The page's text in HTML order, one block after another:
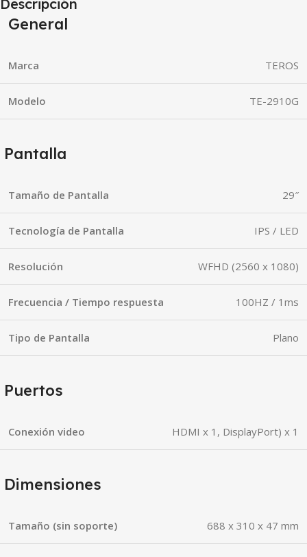
Descripción
General
Marca TEROS
Modelo TE-2910G
Pantalla
Tamaño de Pantalla 29″
Tecnología de Pantalla IPS / LED
Resolución WFHD (2560 x 1080)
Frecuencia / Tiempo respuesta 100HZ / 1ms
Tipo de Pantalla Plano
Puertos
Conexión video HDMI x 1, DisplayPort) x 1
Dimensiones
Tamaño (sin soporte) 688 x 310 x 47 mm